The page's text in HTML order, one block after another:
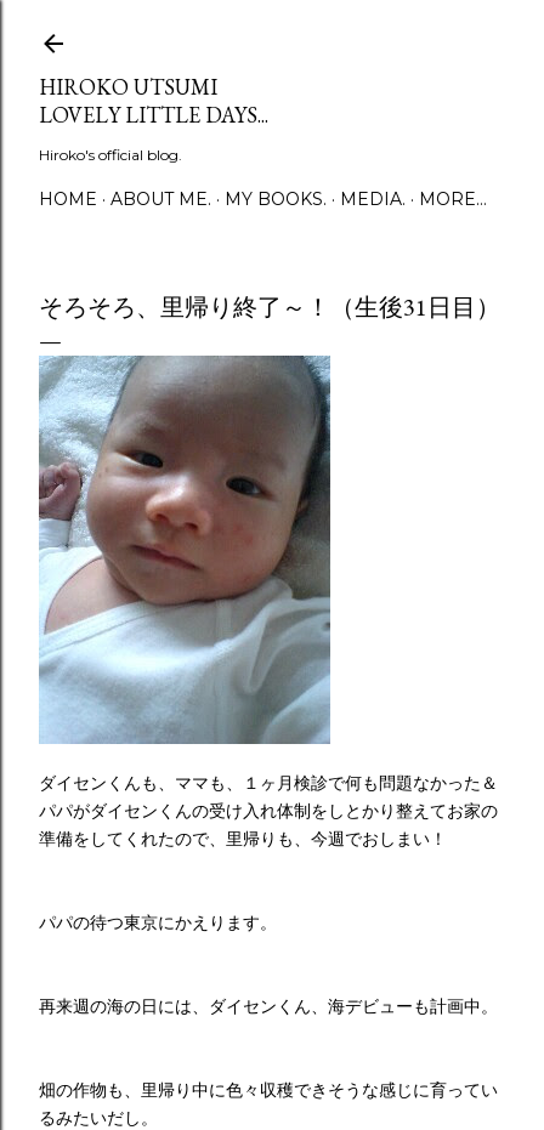
HIROKO UTSUMI
LOVELY LITTLE DAYS...
Hiroko's official blog.
HOME ABOUT ME. MY BOOKS. MEDIA. MORE…
そろそろ、里帰り終了～！（生後31日目）
ダイセンくんも、ママも、１ヶ月検診で何も問題なかった＆
パパがダイセンくんの受け入れ体制をしとかり整えてお家の
準備をしてくれたので、里帰りも、今週でおしまい！
パパの待つ東京にかえります。
再来週の海の日には、ダイセンくん、海デビューも計画中。
畑の作物も、里帰り中に色々収穫できそうな感じに育ってい
るみたいだし。